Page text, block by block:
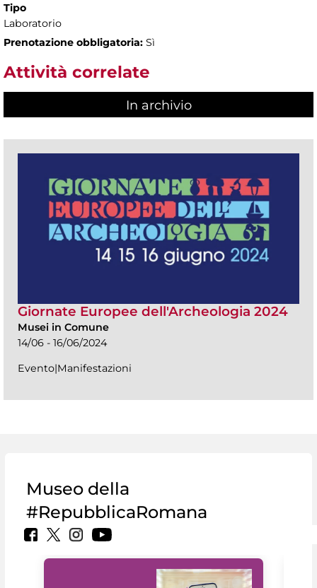
Tipo
Laboratorio
Prenotazione obbligatoria: Sì
Attività correlate
In archivio
Giornate Europee dell'Archeologia 2024
Musei in Comune
14/06 - 16/06/2024
Evento|Manifestazioni
Museo della
#RepubblicaRomana